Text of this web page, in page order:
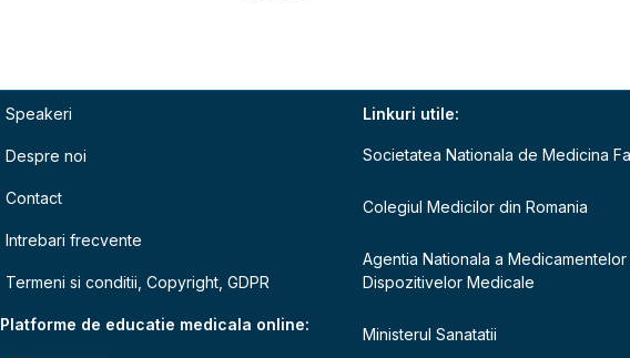
Speakeri
Despre noi
Contact
Intrebari frecvente
Termeni si conditii, Copyright, GDPR
Platforme de educatie medicala online:
Linkuri utile:
Societatea Nationala de Medicina
Colegiul Medicilor din Romania
Agentia Nationala a Medicamentelor
Dispozitivelor Medicale
Ministerul Sanatatii